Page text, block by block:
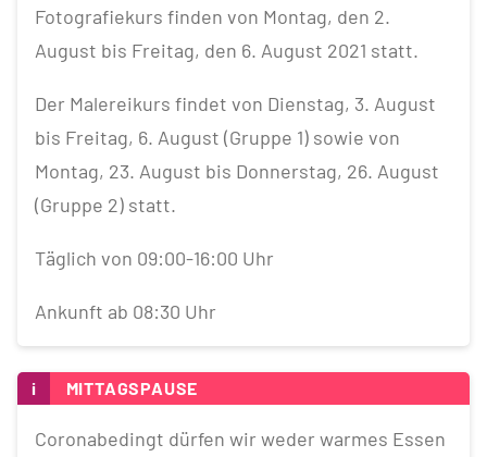
Fotografiekurs finden von Montag, den 2.
August bis Freitag, den 6. August 2021 statt.
Der Malereikurs findet von Dienstag, 3. August
bis Freitag, 6. August (Gruppe 1) sowie von
Montag, 23. August bis Donnerstag, 26. August
(Gruppe 2) statt.
Täglich von 09:00-16:00 Uhr
Ankunft ab 08:30 Uhr
i MITTAGSPAUSE
Coronabedingt dürfen wir weder warmes Essen